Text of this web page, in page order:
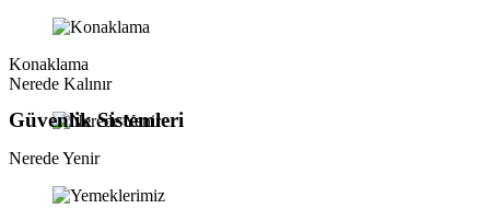
Konaklama
Nerede Kalınır
Nerede Yenir
Güvenlik Sistemleri